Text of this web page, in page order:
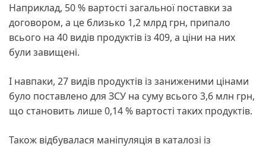
Наприклад, 50 % вартості загальної поставки за
договором, а це близько 1,2 млрд грн, припало
всього на 40 видів продуктів із 409, а ціни на них
були завищені.
І навпаки, 27 видів продуктів із заниженими цінами
було поставлено для ЗСУ на суму всього 3,6 млн грн,
що становить лише 0,14 % вартості таких продуктів.
Також відбувалася маніпуляція в каталозі із